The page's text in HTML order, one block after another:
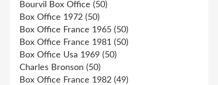
Bourvil Box Office (50)
Box Office 1972 (50)
Box Office France 1965 (50)
Box Office France 1981 (50)
Box Office Usa 1969 (50)
Charles Bronson (50)
Box Office France 1982 (49)